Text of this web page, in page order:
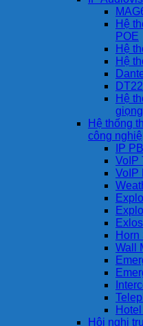
Hệ
POE
Hệ
Hệ
Hệ
Hệ thống
công
IP
VoIP
VoIP
Wall
Hội nghị